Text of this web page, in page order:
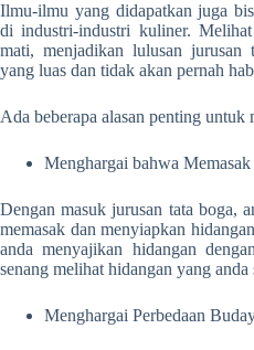
Ilmu-ilmu yang didapatkan juga
di industri-industri kuliner.
mati, menjadikan lulusan
yang luas dan tidak akan pernah
Ada beberapa alasan penting
Menghargai bahwa
Dengan masuk jurusan tata boga,
memasak dan menyiapkan
anda menyajikan hidangan
senang melihat hidangan yang anda
Menghargai Perbedaan